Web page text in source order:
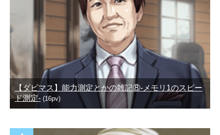
【ダビマス】能力測定とかの雑記⑧-メモリ1のスピー
ド測定- (16pv)